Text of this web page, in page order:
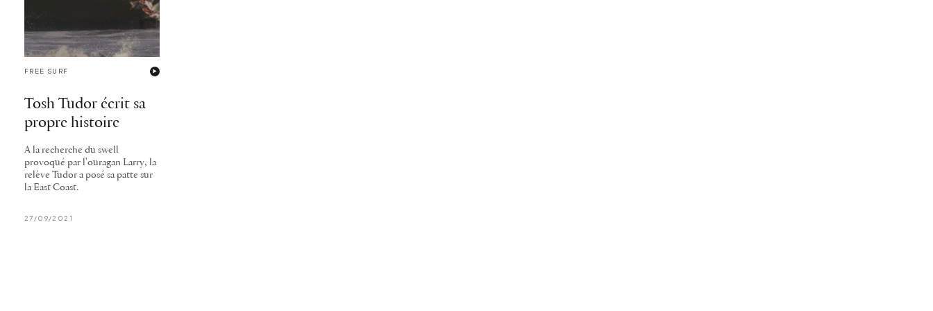
FREE SURF
Tosh Tudor écrit sa
propre histoire
A la recherche du swell
provoqué par l'ouragan Larry, la
relève Tudor a posé sa patte sur
la East Coast.
27/09/2021